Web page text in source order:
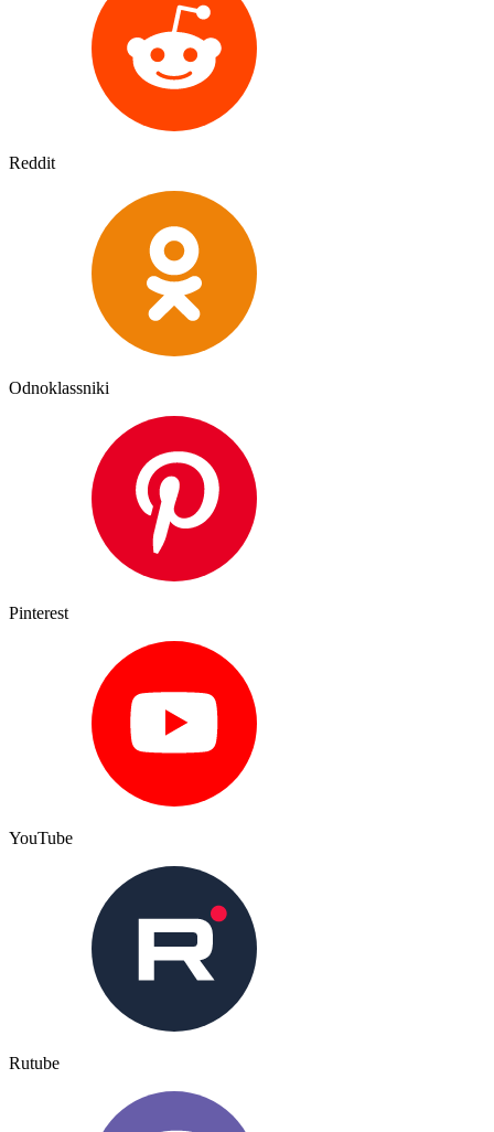
Reddit
Odnoklassniki
Pinterest
YouTube
Rutube